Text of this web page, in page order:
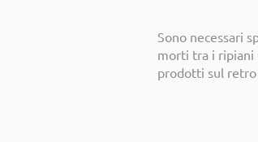
Sono necessari
morti tra i ripiani
prodotti sul